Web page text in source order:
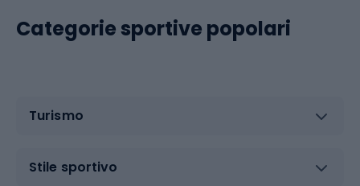
Categorie sportive popolari
Turismo
Stile sportivo